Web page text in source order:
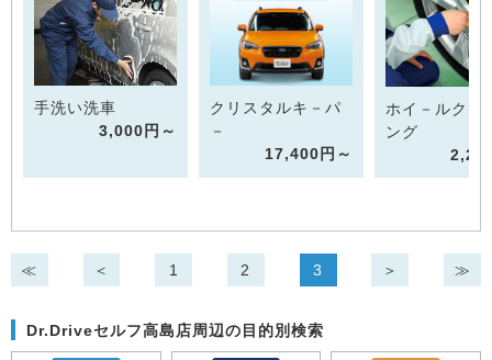
手洗い洗車
3,000円～
クリスタルキ－パ
－
17,400円～
ホイ－ルクリ
ング
≪ ＜ 1 2 3 ＞ ≫
Dr.Driveセルフ高島店周辺の目的別検索